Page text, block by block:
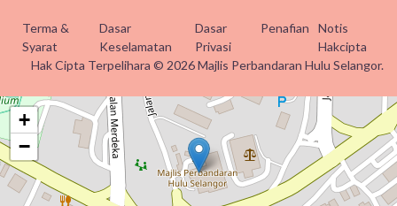
Terma &
Syarat
Dasar
Keselamatan
Dasar
Privasi
Penafian
Notis
Hakcipta
Hak Cipta Terpelihara © 2026 Majlis Perbandaran Hulu Selangor.
+
−